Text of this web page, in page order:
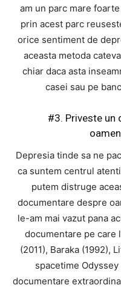
am un parc mare
prin acest parc
orice sentiment de
aceasta metoda
chiar daca asta
casei sau pe
#3. Priveste un
Depresia tinde sa ne
ca suntem centrul
putem distruge
documentare despre
le-am mai vazut pana
documentare pe care
(2011), Baraka (1992),
spacetime
documentare